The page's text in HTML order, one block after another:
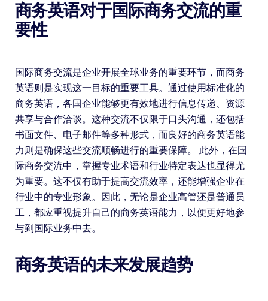
商务英语对于国际商务交流的重
要性
国际商务交流是企业开展全球业务的重要环节，而商务
英语则是实现这一目标的重要工具。通过使用标准化的
商务英语，各国企业能够更有效地进行信息传递、资源
共享与合作洽谈。这种交流不仅限于口头沟通，还包括
书面文件、电子邮件等多种形式，而良好的商务英语能
力则是确保这些交流顺畅进行的重要保障。 此外，在国
际商务交流中，掌握专业术语和行业特定表达也显得尤
为重要。这不仅有助于提高交流效率，还能增强企业在
行业中的专业形象。因此，无论是企业高管还是普通员
工，都应重视提升自己的商务英语能力，以便更好地参
与到国际业务中去。
商务英语的未来发展趋势